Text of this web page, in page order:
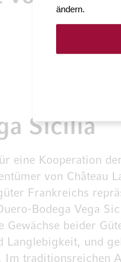
ändern.
Sicilia
eine Kooperation
von Château
Frankreichs
Bodega Vega
Gewächse beider
Langlebigkeit, und
Im traditionsreichen